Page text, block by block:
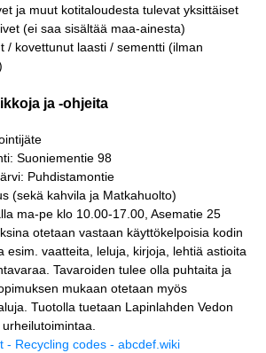
ja muut kotitaloudesta tulevat yksittäiset
(ei saa sisältää maa-ainesta)
/ kovettunut laasti / sementti (ilman
ja -ohjeita
Suoniementie 98
Puhdistamontie
(sekä kahvila ja Matkahuolto)
ma-pe klo 10.00-17.00, Asematie 25
otetaan vastaan käyttökelpoisia kodin
esim. vaatteita, leluja, kirjoja, lehtiä astioita
Tavaroiden tulee olla puhtaita ja
mukaan otetaan myös
Tuotolla tuetaan Lapinlahden Vedon
- Recycling codes - abcdef.wiki